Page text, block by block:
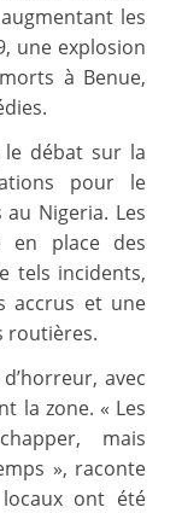
les
une explosion
à Benue,
le débat sur la
pour le
Nigeria. Les
en place des
tels incidents,
accrus et une
routières.
avec
la zone. « Les
mais
», raconte
ont été